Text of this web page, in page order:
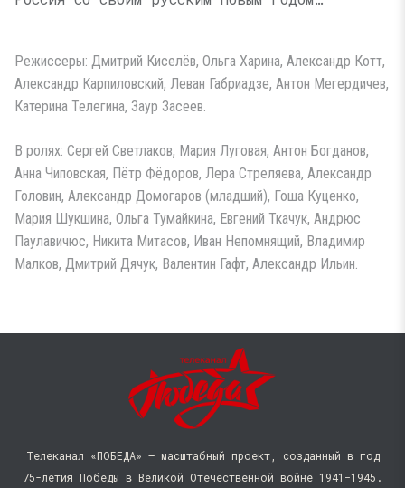
Режиссеры: Дмитрий Киселёв, Ольга Харина, Александр Котт,
Александр Карпиловский, Леван Габриадзе, Антон Мегердичев,
Катерина Телегина, Заур Засеев.
В ролях: Сергей Светлаков, Мария Луговая, Антон Богданов,
Анна Чиповская, Пётр Фёдоров, Лера Стреляева, Александр
Головин, Александр Домогаров (младший), Гоша Куценко,
Мария Шукшина, Ольга Тумайкина, Евгений Ткачук, Андрюс
Паулавичюс, Никита Митасов, Иван Непомнящий, Владимир
Малков, Дмитрий Дячук, Валентин Гафт, Александр Ильин.
Телеканал «ПОБЕДА» — масштабный проект, созданный в год
75-летия Победы в Великой Отечественной войне 1941−1945.